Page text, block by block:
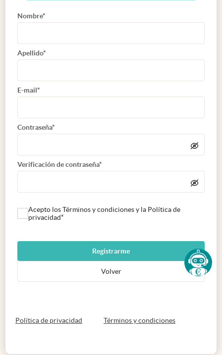
Nombre*
Apellido*
E-mail*
Contraseña*
Verificación de contraseña*
Acepto los Términos y condiciones y la Política de
privacidad*
Registrarme
Volver
Política de privacidad abre en nueva pestaña
Términos y condicionesabre en nueva